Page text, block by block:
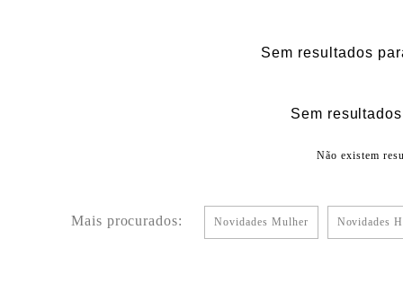
Sem resultados
Sem
Não existem
Mais procurados: Novidades Mulher Novidades